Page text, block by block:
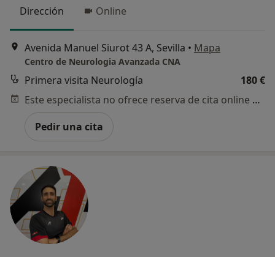
Dirección Online
Avenida Manuel Siurot 43 A, Sevilla • Mapa
Centro de Neurologia Avanzada CNA
Primera visita Neurología
180 €
Este especialista no ofrece reserva de cita online en esta dirección.
Pedir una cita